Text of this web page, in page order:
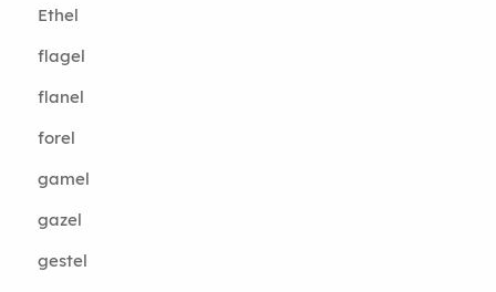
Ethel
flagel
flanel
forel
gamel
gazel
gestel